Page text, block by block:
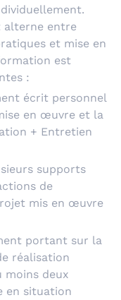
alterne entre
et mise en
est
:
écrit personnel
en œuvre et la
+ Entretien
supports
de
mis en œuvre
portant sur la
réalisation
moins deux
en situation